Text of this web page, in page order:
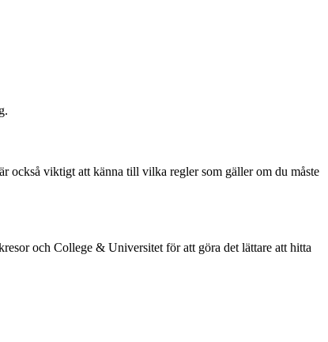
också viktigt att känna till vilka regler som gäller om du måste
och College & Universitet för att göra det lättare att hitta